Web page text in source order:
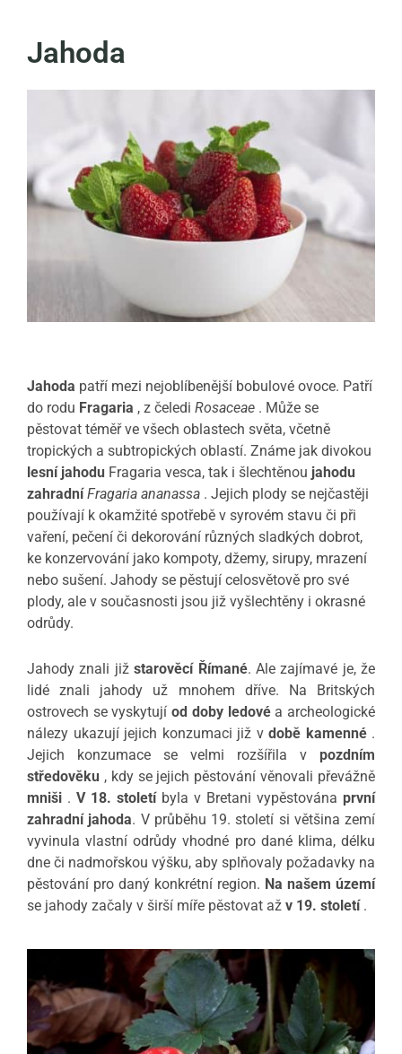
Jahoda
Jahoda patří mezi nejoblíbenější bobulové ovoce. Patří
do rodu Fragaria , z čeledi Rosaceae . Může se
pěstovat téměř ve všech oblastech světa, včetně
tropických a subtropických oblastí. Známe jak divokou
lesní jahodu Fragaria vesca, tak i šlechtěnou jahodu
zahradní Fragaria ananassa . Jejich plody se nejčastěji
používají k okamžité spotřebě v syrovém stavu či při
vaření, pečení či dekorování různých sladkých dobrot,
ke konzervování jako kompoty, džemy, sirupy, mrazení
nebo sušení. Jahody se pěstují celosvětově pro své
plody, ale v současnosti jsou již vyšlechtěny i okrasné
odrůdy.
Jahody znali jižstarověcí Římané. Ale zajímavé je, že
lidé znali jahody už mnohem dříve. Na Britských
ostrovech se vyskytujíod doby ledovéa archeologické
nálezy ukazují jejich konzumaci již v době kamenné.
Jejich konzumace se velmi rozšířila v pozdním
středověku , kdy se jejich pěstování věnovali převážně
mniši . V 18. stoletíbyla v Bretani vypěstována první
zahradní jahoda. V průběhu 19. století si většina zemí
vyvinula vlastní odrůdy vhodné pro dané klima, délku
dne či nadmořskou výšku, aby splňovaly požadavky na
pěstování pro daný konkrétní region. Na našem území
se jahody začaly v širší míře pěstovat až v 19. století.